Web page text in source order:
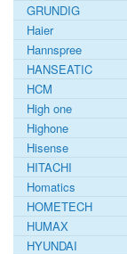
GRUNDIG
Haier
Hannspree
HANSEATIC
HCM
High one
Highone
Hisense
HITACHI
Homatics
HOMETECH
HUMAX
HYUNDAI